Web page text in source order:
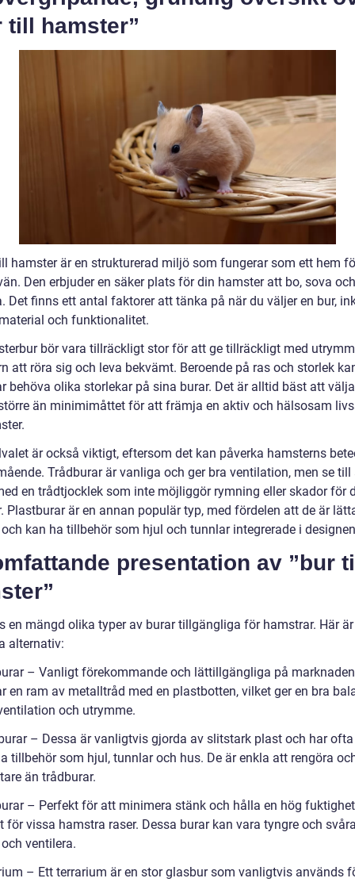
till hamster”
hamster är en strukturerad miljö som fungerar som ett hem
Den erbjuder en säker plats för din hamster att bo, sova och
Det finns ett antal faktorer att tänka på när du väljer en bur,
och funktionalitet.
bör vara tillräckligt stor för att ge tillräckligt med
att röra sig och leva bekvämt. Beroende på ras och storlek
behöva olika storlekar på sina burar. Det är alltid bäst att
än minimimåttet för att främja en aktiv och hälsosam
är också viktigt, eftersom det kan påverka hamsterns
Trådburar är vanliga och ger bra ventilation, men se
en trådtjocklek som inte möjliggör rymning eller skador för
Plastburar är en annan populär typ, med fördelen att de är
kan ha tillbehör som hjul och tunnlar integrerade i
presentation av ”bur
en mängd olika typer av burar tillgängliga för hamstrar. Här
alternativ:
– Vanligt förekommande och lättillgängliga på
en ram av metalltråd med en plastbotten, vilket ger en bra
och utrymme.
– Dessa är vanligtvis gjorda av slitstark plast och har ofta
tillbehör som hjul, tunnlar och hus. De är enkla att rengöra
än trådburar.
– Perfekt för att minimera stänk och hålla en hög
för vissa hamstra raser. Dessa burar kan vara tyngre och
ventilera.
– Ett terrarium är en stor glasbur som vanligtvis används